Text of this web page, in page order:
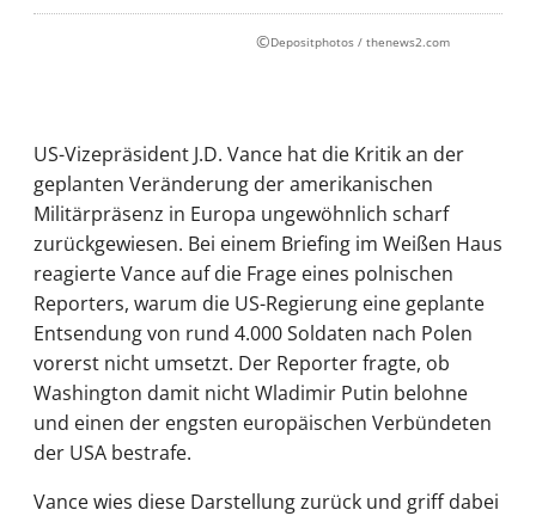
©Depositphotos / thenews2.com
US-Vizepräsident J.D. Vance hat die Kritik an der
geplanten Veränderung der amerikanischen
Militärpräsenz in Europa ungewöhnlich scharf
zurückgewiesen. Bei einem Briefing im Weißen Haus
reagierte Vance auf die Frage eines polnischen
Reporters, warum die US-Regierung eine geplante
Entsendung von rund 4.000 Soldaten nach Polen
vorerst nicht umsetzt. Der Reporter fragte, ob
Washington damit nicht Wladimir Putin belohne
und einen der engsten europäischen Verbündeten
der USA bestrafe.
Vance wies diese Darstellung zurück und griff dabei